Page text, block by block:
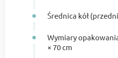
Średnica kół
Wymiary
× 70 cm